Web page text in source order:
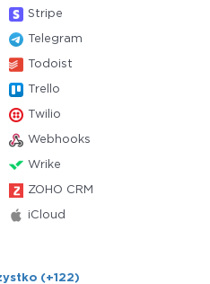
Stripe
Telegram
Todoist
Trello
Twilio
Webhooks
Wrike
ZOHO CRM
iCloud
(+122)